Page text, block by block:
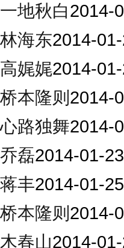
一地秋白2014-
林海东2014-
高娓娓2014-
桥本隆则 2014-
心路独舞2014-
乔磊2014-01-23
蒋丰2014-01-25
桥本隆则 2014-
木春山2014-